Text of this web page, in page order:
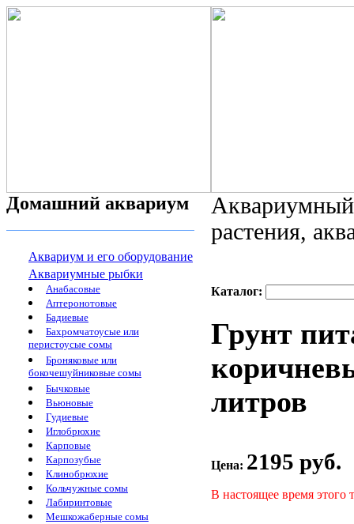
Домашний аквариум
Аквариум и его оборудование
Аквариумные рыбки
Анабасовые
Аптеронотовые
Бадиевые
Бахромчатоусые или
перистоусые сомы
Броняковые или
бокочешуйниковые сомы
Бычковые
Вьюновые
Гудиевые
Иглобрюхие
Карповые
Карпозубые
Клинобрюхие
Кольчужные сомы
Лабиринтовые
Мешкожаберные сомы
растения,
Каталог:
Грунт
литров
Цена: 2195 руб.
В настоящее время этого